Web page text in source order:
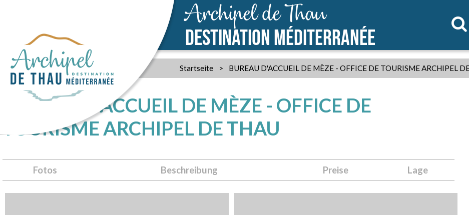
Archipel de Thau
DESTINATION MÉDITERRANÉE
Startseite > BUREAU D'ACCUEIL DE MÈZE - OFFICE DE TOURISME ARCHIPEL
BUREAU D'ACCUEIL DE MÈZE - OFFICE DE
TOURISME ARCHIPEL DE THAU
Fotos Beschreibung Preise Lage